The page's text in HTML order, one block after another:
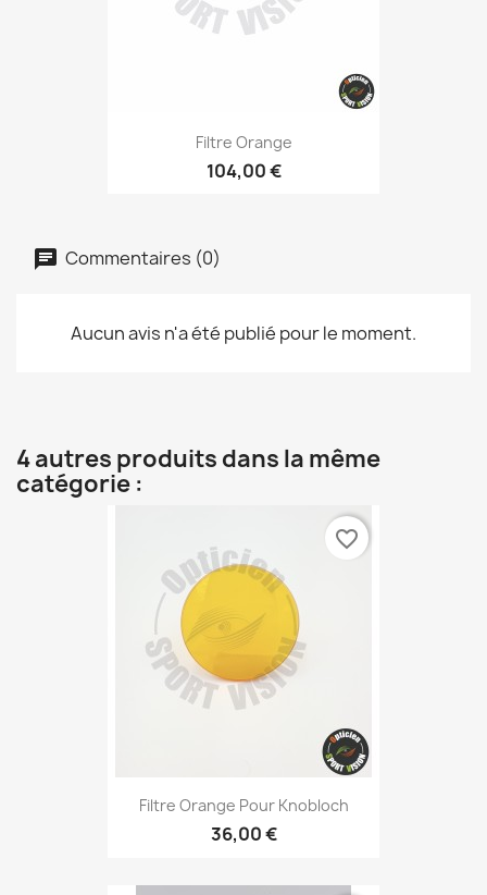
Filtre Orange
104,00 €
Commentaires (0)
Aucun avis n'a été publié pour le moment.
4 autres produits dans la même
catégorie :
Filtre Orange Pour Knobloch
36,00 €
favorite_border